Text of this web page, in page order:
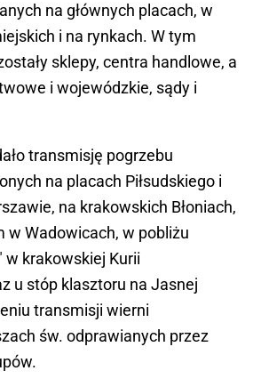
na głównych placach, w
i na rynkach. W tym
sklepy, centra handlowe, a
i wojewódzkie, sądy i
transmisję pogrzebu
na placach Piłsudskiego i
na krakowskich Błoniach,
w Wadowicach, w pobliżu
w krakowskiej Kurii
u stóp klasztoru na Jasnej
transmisji wierni
św. odprawianych przez